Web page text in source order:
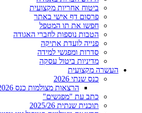
ביטוח אחריות מקצועית
פרסום דף אישי באתר
חפשו את תו המטפל
הטבות נוספות לחברי האגודה
פנייה לועדת אתיקה
סדרות ומפגשי למידה
מדיניות ביטול עסקה
העשרה מקצועית
כנס שנתי 2026
הרצאות מצולמות כנס 2026
כתב עת "מפגשים"
תוכנית שנתית 2025/26